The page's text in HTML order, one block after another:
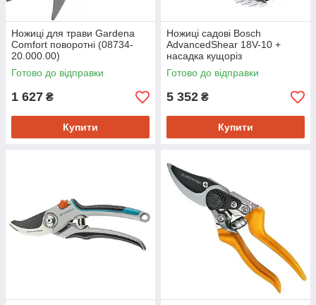
Ножиці для трави Gardena
Comfort поворотні (08734-
20.000.00)
Готово до відправки
1 627 ₴
Купити
Ножиці садові Bosch
AdvancedShear 18V-10 +
насадка кущоріз
(0.600.857.001)
Готово до відправки
5 352 ₴
Купити